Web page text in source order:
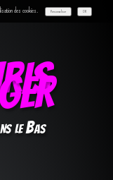
des cookies. Personnaliser OK
le Bas